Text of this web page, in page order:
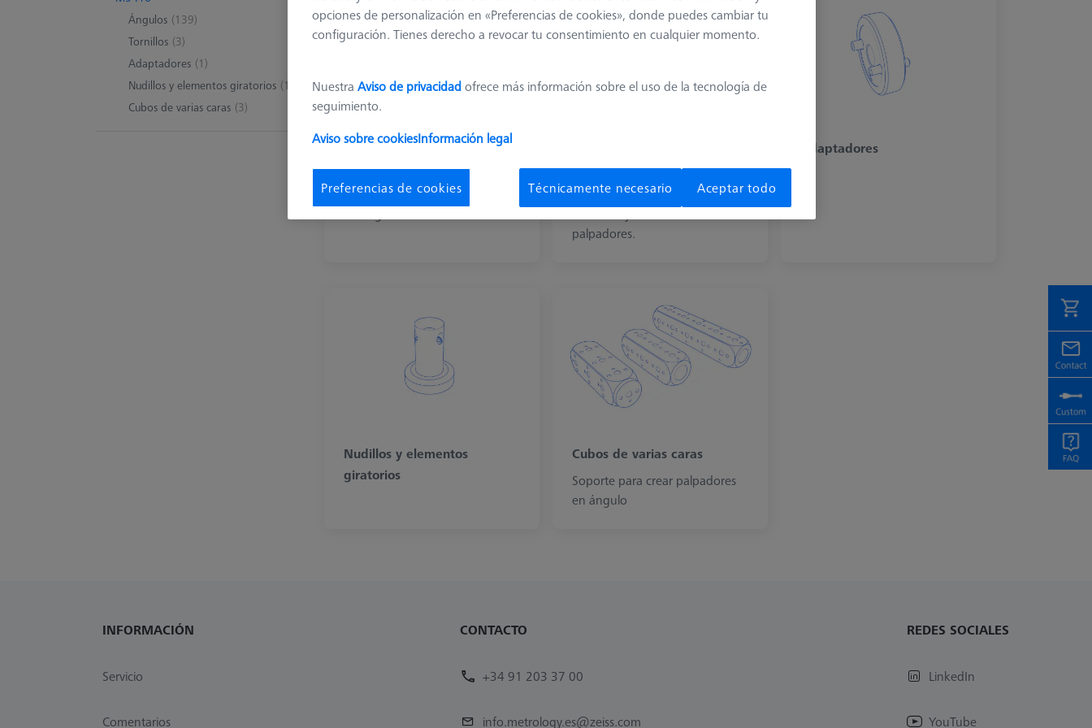
Ángulos (139)
Tornillos (3)
Adaptadores (1)
Nudillos y elementos giratorios (1)
Cubos de varias caras (3)
Ángulos
Piezas angulares para crear
combinaciones de palpadores
Tornillos para la fijación de una
amplia gama de elementos de
palpadores.
Adaptadores
Nudillos y elementos
giratorios
Cubos de varias caras
Soporte para crear palpadores
en ángulo
INFORMACIÓN
Servicio
Comentarios
CONTACTO
+34 91 203 37 00
info.metrology.es@zeiss.com
REDES SOCIALES
LinkedIn
YouTube
opciones de personalización en «Preferencias de cookies», donde puedes cambiar tu
configuración. Tienes derecho a revocar tu consentimiento en cualquier momento.
Nuestra Aviso de privacidadofrece más información sobre el uso de la tecnología de
seguimiento.
Aviso sobre cookiesInformación legal
Preferencias de cookies Técnicamente necesario Aceptar todo